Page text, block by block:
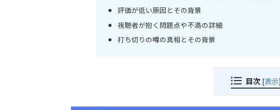
評価が低い原因とその背景
視聴者が抱く問題点や不満の詳細
打ち切りの噂の真相とその背景
目次 [表示]